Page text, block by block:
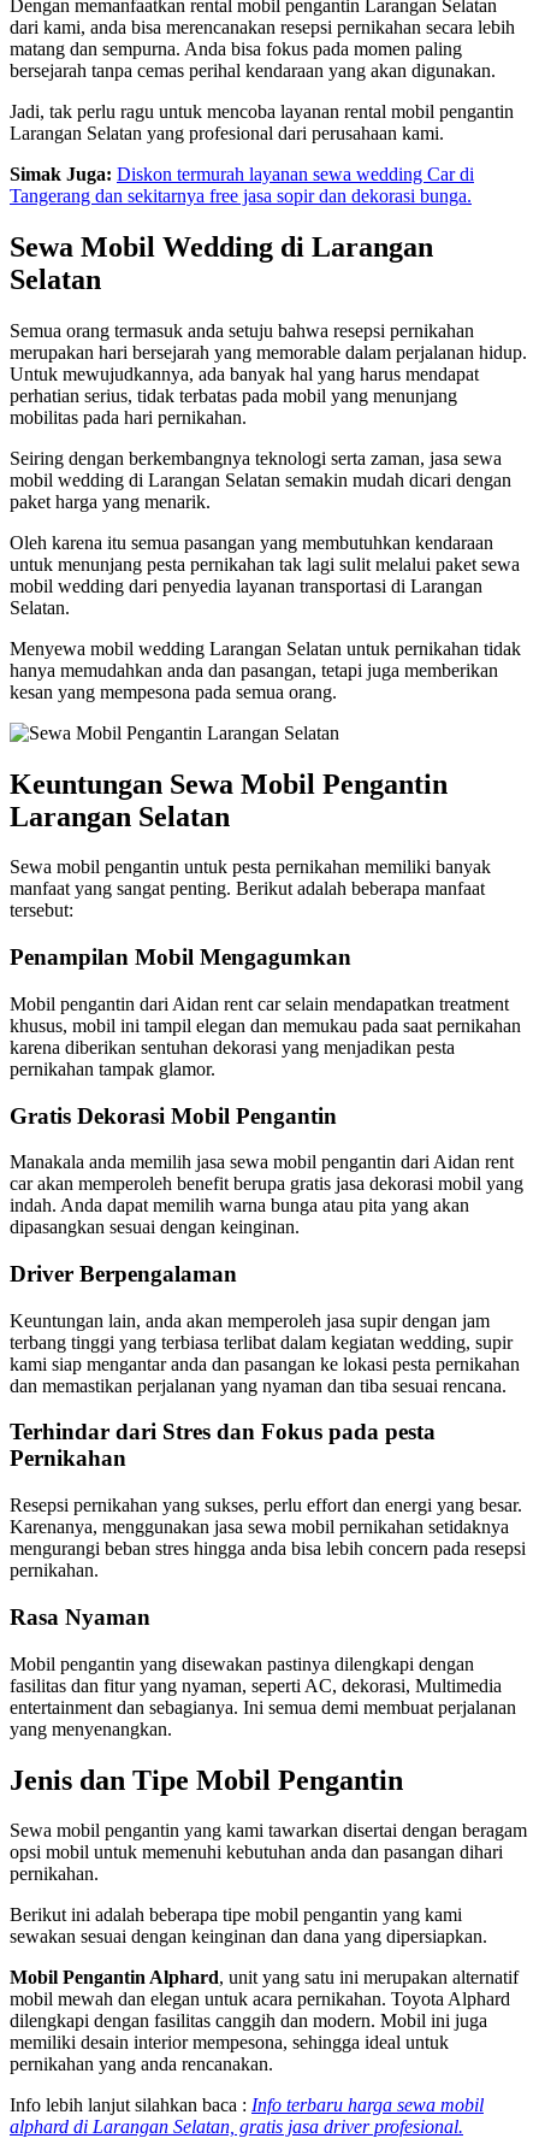
Dengan memanfaatkan rental mobil pengantin Larangan Selatan
dari kami, anda bisa merencanakan resepsi pernikahan secara lebih
matang dan sempurna. Anda bisa fokus pada momen paling
bersejarah tanpa cemas perihal kendaraan yang akan digunakan.
Jadi, tak perlu ragu untuk mencoba layanan rental mobil pengantin
Larangan Selatan yang profesional dari perusahaan kami.
Simak Juga: Diskon termurah layanan sewa wedding Car di
Tangerang dan sekitarnya free jasa sopir dan dekorasi bunga.
Sewa Mobil Wedding di Larangan
Selatan
Semua orang termasuk anda setuju bahwa resepsi pernikahan
merupakan hari bersejarah yang memorable dalam perjalanan hidup.
Untuk mewujudkannya, ada banyak hal yang harus mendapat
perhatian serius, tidak terbatas pada mobil yang menunjang
mobilitas pada hari pernikahan.
Seiring dengan berkembangnya teknologi serta zaman, jasa sewa
mobil wedding di Larangan Selatan semakin mudah dicari dengan
paket harga yang menarik.
Oleh karena itu semua pasangan yang membutuhkan kendaraan
untuk menunjang pesta pernikahan tak lagi sulit melalui paket sewa
mobil wedding dari penyedia layanan transportasi di Larangan
Selatan.
Menyewa mobil wedding Larangan Selatan untuk pernikahan tidak
hanya memudahkan anda dan pasangan, tetapi juga memberikan
kesan yang mempesona pada semua orang.
Keuntungan Sewa Mobil Pengantin
Larangan Selatan
Sewa mobil pengantin untuk pesta pernikahan memiliki banyak
manfaat yang sangat penting. Berikut adalah beberapa manfaat
tersebut:
Penampilan Mobil Mengagumkan
Mobil pengantin dari Aidan rent car selain mendapatkan treatment
khusus, mobil ini tampil elegan dan memukau pada saat pernikahan
karena diberikan sentuhan dekorasi yang menjadikan pesta
pernikahan tampak glamor.
Gratis Dekorasi Mobil Pengantin
Manakala anda memilih jasa sewa mobil pengantin dari Aidan rent
car akan memperoleh benefit berupa gratis jasa dekorasi mobil yang
indah. Anda dapat memilih warna bunga atau pita yang akan
dipasangkan sesuai dengan keinginan.
Driver Berpengalaman
Keuntungan lain, anda akan memperoleh jasa supir dengan jam
terbang tinggi yang terbiasa terlibat dalam kegiatan wedding, supir
kami siap mengantar anda dan pasangan ke lokasi pesta pernikahan
dan memastikan perjalanan yang nyaman dan tiba sesuai rencana.
Terhindar dari Stres dan Fokus pada pesta
Pernikahan
Resepsi pernikahan yang sukses, perlu effort dan energi yang besar.
Karenanya, menggunakan jasa sewa mobil pernikahan setidaknya
mengurangi beban stres hingga anda bisa lebih concern pada resepsi
pernikahan.
Rasa Nyaman
Mobil pengantin yang disewakan pastinya dilengkapi dengan
fasilitas dan fitur yang nyaman, seperti AC, dekorasi, Multimedia
entertainment dan sebagianya. Ini semua demi membuat perjalanan
yang menyenangkan.
Jenis dan Tipe Mobil Pengantin
Sewa mobil pengantin yang kami tawarkan disertai dengan beragam
opsi mobil untuk memenuhi kebutuhan anda dan pasangan dihari
pernikahan.
Berikut ini adalah beberapa tipe mobil pengantin yang kami
sewakan sesuai dengan keinginan dan dana yang dipersiapkan.
Mobil Pengantin Alphard, unit yang satu ini merupakan alternatif
mobil mewah dan elegan untuk acara pernikahan. Toyota Alphard
dilengkapi dengan fasilitas canggih dan modern. Mobil ini juga
memiliki desain interior mempesona, sehingga ideal untuk
pernikahan yang anda rencanakan.
Info lebih lanjut silahkan baca : Info terbaru harga sewa mobil
alphard di Larangan Selatan, gratis jasa driver profesional.